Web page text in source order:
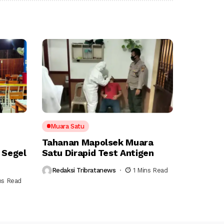
Read
Muara Satu
Tahanan Mapolsek Muara
Satu Dirapid Test Antigen
Redaksi Tribratanews 1 Mins Read